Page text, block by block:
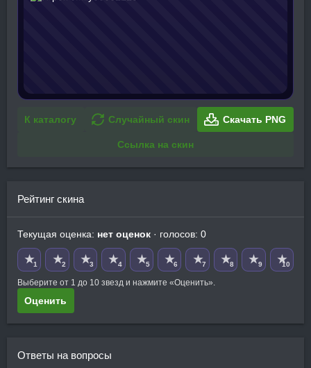
К каталогу Случайный скин Скачать PNG
Ссылка на скин
Рейтинг скина
Текущая оценка: нет оценок · голосов: 0
★1 ★2 ★3 ★4 ★5 ★6 ★7 ★8 ★9 ★10
Выберите от 1 до 10 звезд и нажмите «Оценить».
Оценить
Ответы на вопросы